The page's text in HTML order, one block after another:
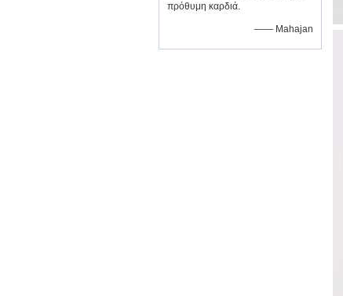
πρόθυμη καρδιά.
—— Mahajan